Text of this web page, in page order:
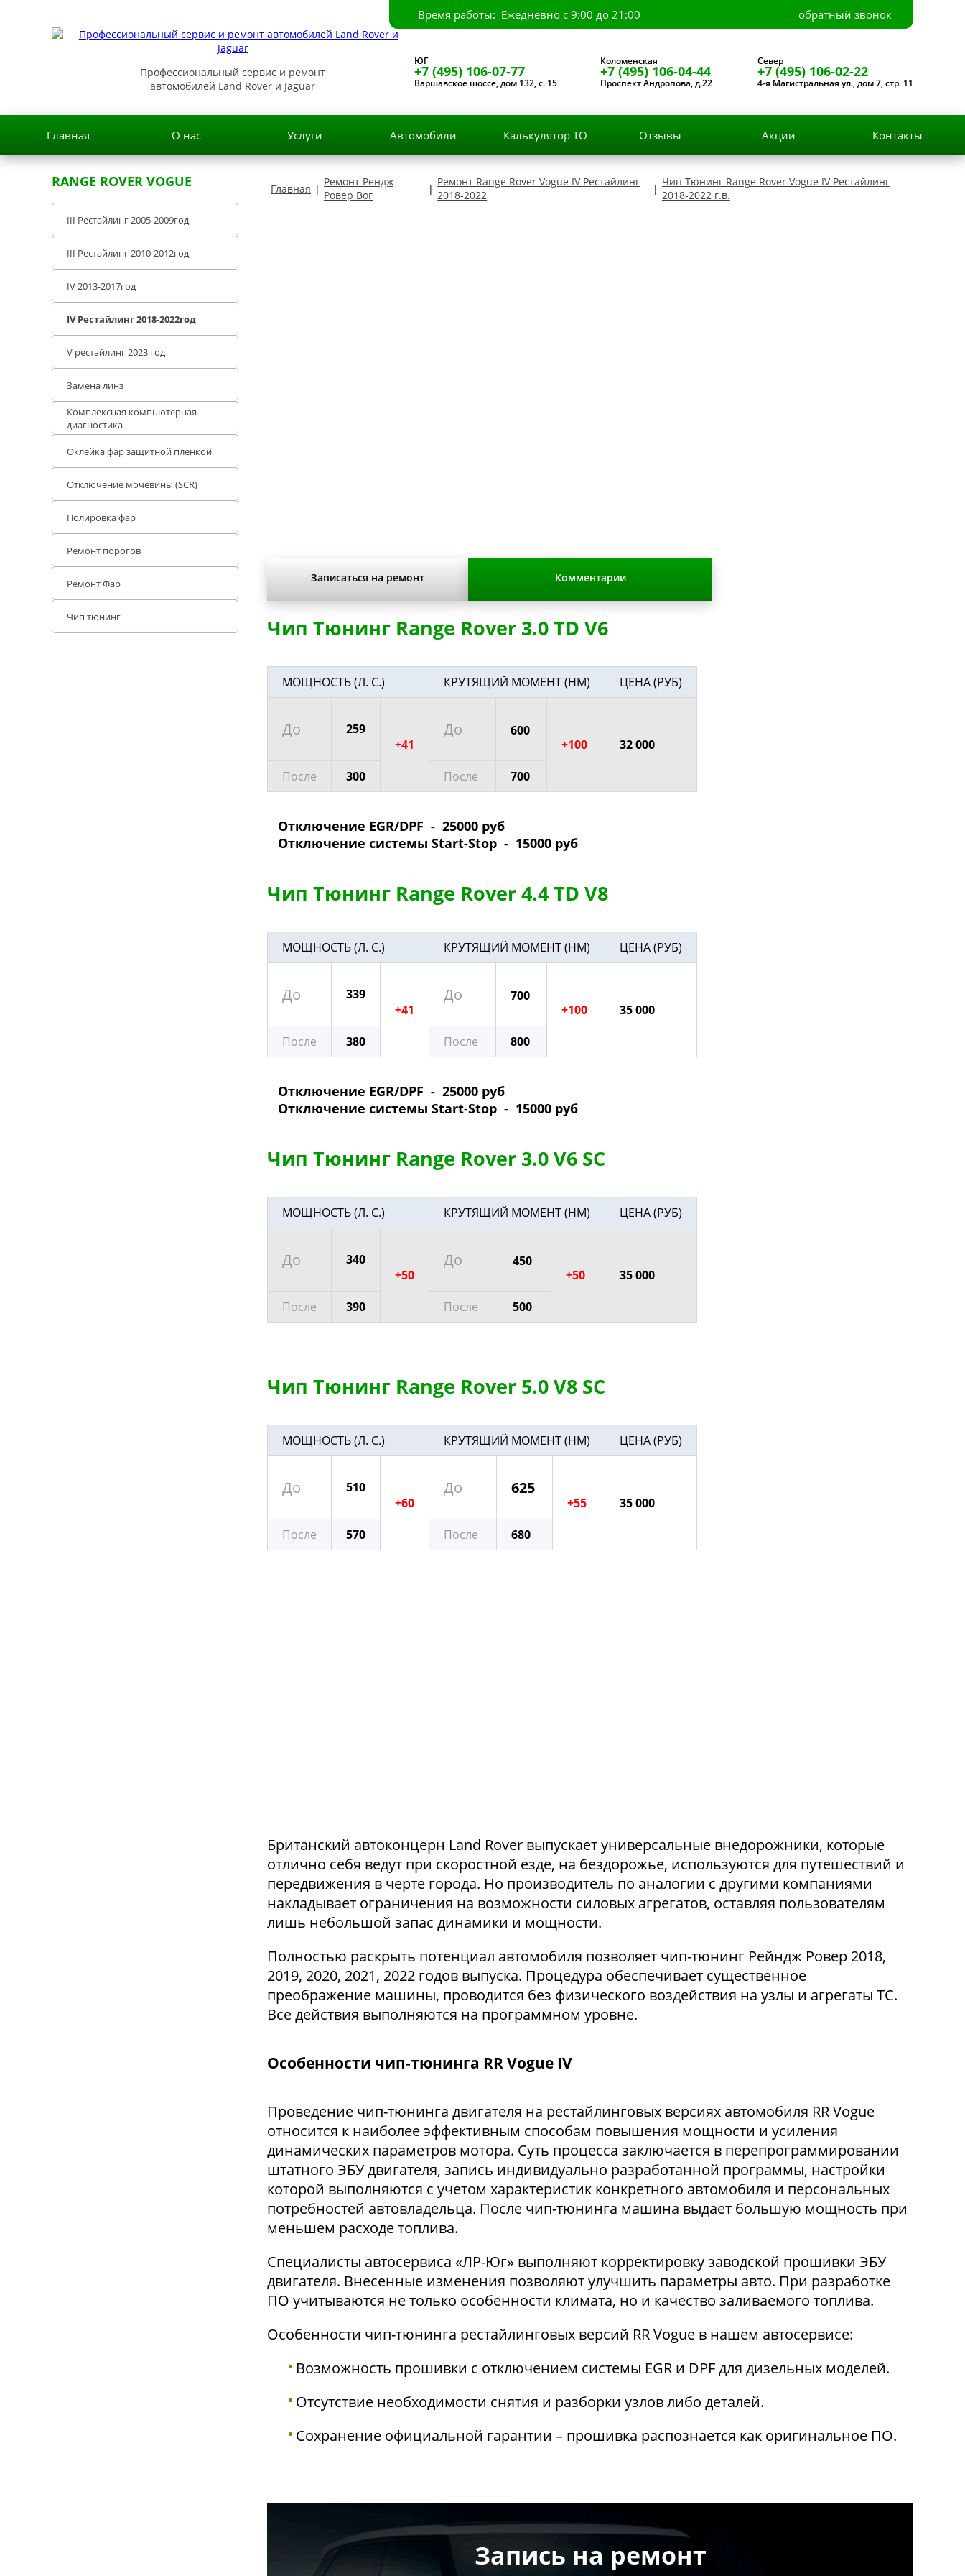
Время работы: Ежедневно с 9:00 до 21:00 обратный звонок
Профессиональный сервис и ремонт
автомобилей Land Rover и Jaguar
ЮГ
+7 (495) 106-07-77
Варшавское шоссе, дом 132, с. 15
Коломенская
+7 (495) 106-04-44
Проспект Андропова, д.22
Север
+7 (495) 106-02-22
4-я Магистральная ул., дом 7, стр. 11
Главная О нас Услуги Автомобили Калькулятор ТО Отзывы Акции Контакты
RANGE ROVER VOGUE
III Рестайлинг 2005-2009год
III Рестайлинг 2010-2012год
IV 2013-2017год
IV Рестайлинг 2018-2022год
V рестайлинг 2023 год
Замена линз
Комплексная компьютерная
диагностика
Оклейка фар защитной пленкой
Отключение мочевины (SCR)
Полировка фар
Ремонт порогов
Ремонт Фар
Чип тюнинг
Главная | Ремонт Рендж
Ровер Вог
| Ремонт Range Rover Vogue IV Рестайлинг
2018-2022
| Чип Тюнинг Range Rover Vogue IV Рестайлинг
2018-2022 г.в.
Записаться на ремонт Комментарии
Чип Тюнинг Range Rover 3.0 TD V6
МОЩНОСТЬ (Л. С.) КРУТЯЩИЙ МОМЕНТ (НМ) ЦЕНА (РУБ)
До
259
+41
До
600
+100
32 000
После
300 После 700
Отключение EGR/DPF - 25000 руб
Отключение системы Start-Stop - 15000 руб
Чип Тюнинг Range Rover 4.4 TD V8
МОЩНОСТЬ (Л. С.) КРУТЯЩИЙ МОМЕНТ (НМ) ЦЕНА (РУБ)
До
339
+41
До
700
+100
35 000
После
380 После 800
Отключение EGR/DPF - 25000 руб
Отключение системы Start-Stop - 15000 руб
Чип Тюнинг Range Rover 3.0 V6 SC
МОЩНОСТЬ (Л. С.) КРУТЯЩИЙ МОМЕНТ (НМ) ЦЕНА (РУБ)
До
340
+50
До
450
+50
35 000
После
390 После 500
Чип Тюнинг Range Rover 5.0 V8 SC
МОЩНОСТЬ (Л. С.) КРУТЯЩИЙ МОМЕНТ (НМ) ЦЕНА (РУБ)
До
510
+60
До 625
+55
35 000
После
570 После 680
Британский автоконцерн Land Rover выпускает универсальные внедорожники, которые
отлично себя ведут при скоростной езде, на бездорожье, используются для путешествий и
передвижения в черте города. Но производитель по аналогии с другими компаниями
накладывает ограничения на возможности силовых агрегатов, оставляя пользователям
лишь небольшой запас динамики и мощности.
Полностью раскрыть потенциал автомобиля позволяет чип-тюнинг Рейндж Ровер 2018,
2019, 2020, 2021, 2022 годов выпуска. Процедура обеспечивает существенное
преображение машины, проводится без физического воздействия на узлы и агрегаты ТС.
Все действия выполняются на программном уровне.
Особенности чип-тюнинга RR Vogue IV
Проведение чип-тюнинга двигателя на рестайлинговых версиях автомобиля RR Vogue
относится к наиболее эффективным способам повышения мощности и усиления
динамических параметров мотора. Суть процесса заключается в перепрограммировании
штатного ЭБУ двигателя, запись индивидуально разработанной программы, настройки
которой выполняются с учетом характеристик конкретного автомобиля и персональных
потребностей автовладельца. После чип-тюнинга машина выдает большую мощность при
меньшем расходе топлива.
Специалисты автосервиса «ЛР-Юг» выполняют корректировку заводской прошивки ЭБУ
двигателя. Внесенные изменения позволяют улучшить параметры авто. При разработке
ПО учитываются не только особенности климата, но и качество заливаемого топлива.
Особенности чип-тюнинга рестайлинговых версий RR Vogue в нашем автосервисе:
Возможность прошивки с отключением системы EGR и DPF для дизельных моделей.
Отсутствие необходимости снятия и разборки узлов либо деталей.
Сохранение официальной гарантии – прошивка распознается как оригинальное ПО.
Запись на ремонт